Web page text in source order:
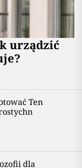
urządzić
Ten
dla